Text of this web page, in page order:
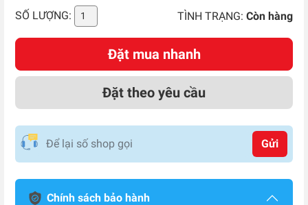
SỐ LƯỢNG: TÌNH TRẠNG: Còn hàng
Đặt mua nhanh
Đặt theo yêu cầu
Gửi
Chính sách bảo hành